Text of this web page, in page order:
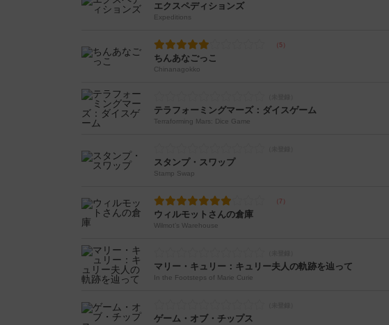
エクスペディションズ
Expeditions
ちんあなごっこ
Chinanagokko
テラフォーミングマーズ：ダイスゲーム
Terraforming Mars: Dice Game
スタンプ・スワップ
Stamp Swap
ウィルモットさんの倉庫
Wilmot’s Warehouse
マリー・キュリー：キュリー夫人の軌跡を辿って
In the Footsteps of Marie Curie
ゲーム・オブ・チップス